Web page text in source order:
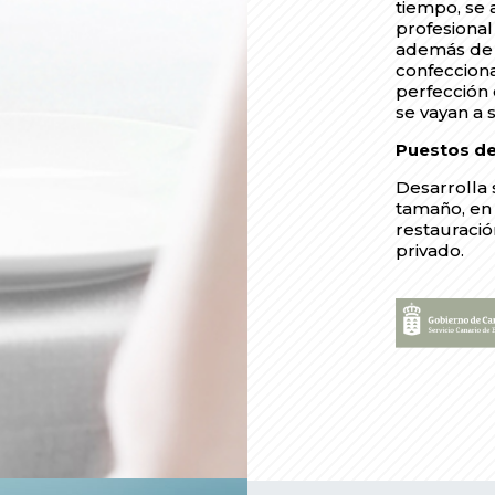
tiempo, se
además
perfección
se vayan a
Puestos
Desarrolla
tamaño,
privado.